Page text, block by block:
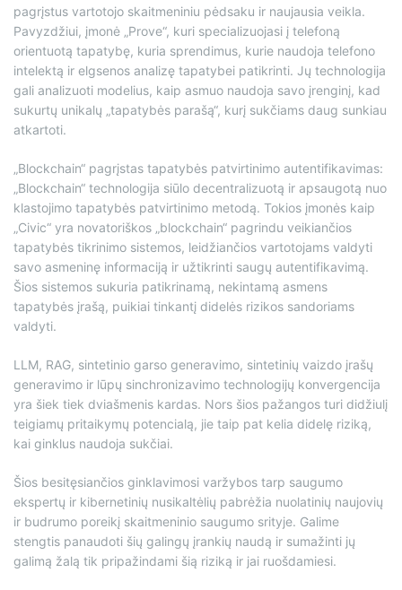
pagrįstus vartotojo skaitmeniniu pėdsaku ir naujausia veikla.
Pavyzdžiui, įmonė „Prove“, kuri specializuojasi į telefoną
orientuotą tapatybę, kuria sprendimus, kurie naudoja telefono
intelektą ir elgsenos analizę tapatybei patikrinti. Jų technologija
gali analizuoti modelius, kaip asmuo naudoja savo įrenginį, kad
sukurtų unikalų „tapatybės parašą“, kurį sukčiams daug sunkiau
atkartoti.
„Blockchain“ pagrįstas tapatybės patvirtinimo autentifikavimas:
„Blockchain“ technologija siūlo decentralizuotą ir apsaugotą nuo
klastojimo tapatybės patvirtinimo metodą. Tokios įmonės kaip
„Civic“ yra novatoriškos „blockchain“ pagrindu veikiančios
tapatybės tikrinimo sistemos, leidžiančios vartotojams valdyti
savo asmeninę informaciją ir užtikrinti saugų autentifikavimą.
Šios sistemos sukuria patikrinamą, nekintamą asmens
tapatybės įrašą, puikiai tinkantį didelės rizikos sandoriams
valdyti.
LLM, RAG, sintetinio garso generavimo, sintetinių vaizdo įrašų
generavimo ir lūpų sinchronizavimo technologijų konvergencija
yra šiek tiek dviašmenis kardas. Nors šios pažangos turi didžiulį
teigiamų pritaikymų potencialą, jie taip pat kelia didelę riziką,
kai ginklus naudoja sukčiai.
Šios besitęsiančios ginklavimosi varžybos tarp saugumo
ekspertų ir kibernetinių nusikaltėlių pabrėžia nuolatinių naujovių
ir budrumo poreikį skaitmeninio saugumo srityje. Galime
stengtis panaudoti šių galingų įrankių naudą ir sumažinti jų
galimą žalą tik pripažindami šią riziką ir jai ruošdamiesi.